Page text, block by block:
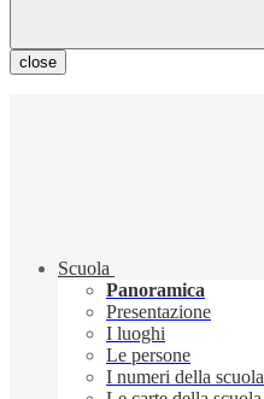
close
Scuola
Panoramica
Presentazione
I luoghi
Le persone
I numeri della scuola